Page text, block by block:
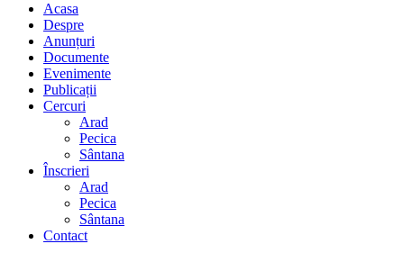
Acasa
Despre
Anunțuri
Documente
Evenimente
Publicații
Cercuri
Arad
Pecica
Sântana
Înscrieri
Arad
Pecica
Sântana
Contact